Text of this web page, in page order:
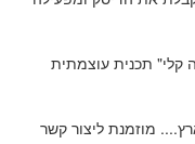
קלי" תכנית עוצמתית
מוזמנת ליצור קשר